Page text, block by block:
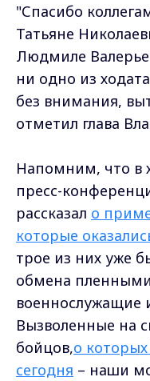
"Спасибо
Татьяне
Людмиле
ни одно из
без внимания,
отметил глава
Напомним, что в
пресс-
рассказал о
которые
трое из них уже
обмена
военнослужащие
Вызволенные на
бойцов,о
сегодня – наши